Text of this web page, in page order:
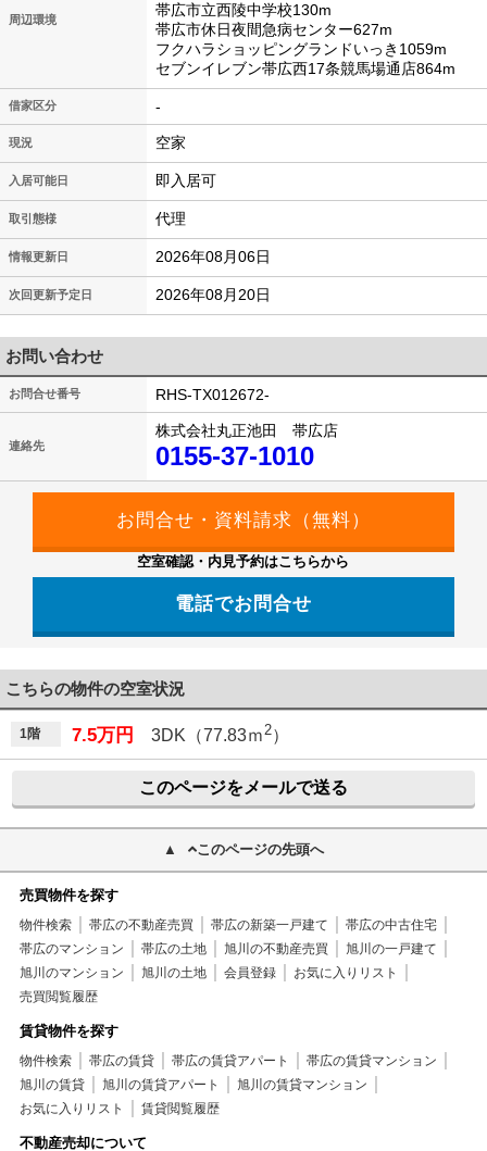
周辺環境
帯広市立西陵中学校130m
帯広市休日夜間急病センター627m
フクハラショッピングランドいっき1059m
セブンイレブン帯広西17条競馬場通店864m
借家区分 -
現況 空家
入居可能日 即入居可
取引態様 代理
情報更新日 2026年08月06日
次回更新予定日 2026年08月20日
お問い合わせ
お問合せ番号 RHS-TX012672-
連絡先
株式会社丸正池田 帯広店
0155-37-1010
空室確認・内見予約はこちらから
電話でお問合せ
こちらの物件の空室状況
1階 7.5万円 3DK（77.83ｍ2）
このページをメールで送る
このページの先頭へ
売買物件を探す
物件検索 帯広の不動産売買 帯広の新築一戸建て
帯広の中古住宅
帯広のマンション
帯広の土地 旭川の不動産売買
旭川の一戸建て
旭川のマンション
旭川の土地 会員登録
お気に入りリスト
売買閲覧履歴
賃貸物件を探す
物件検索 帯広の賃貸 帯広の賃貸アパート
帯広の賃貸マンション
旭川の賃貸
旭川の賃貸アパート
旭川の賃貸マンション
お気に入りリスト
賃貸閲覧履歴
不動産売却について